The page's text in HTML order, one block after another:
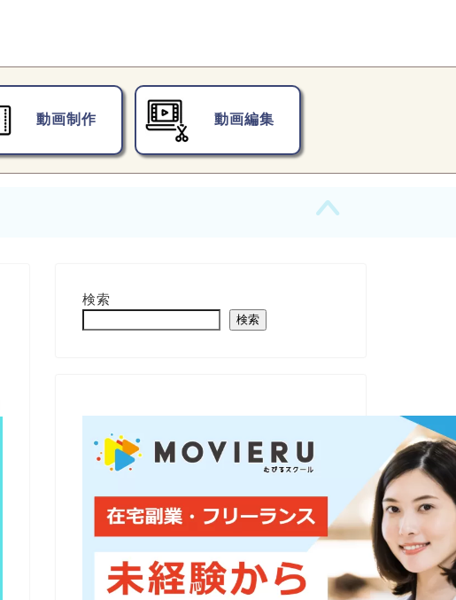
動画制作 動画編集
検索
検索